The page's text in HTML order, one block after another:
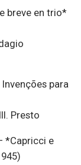
breve en trio*
para
Presto
*Capricci e